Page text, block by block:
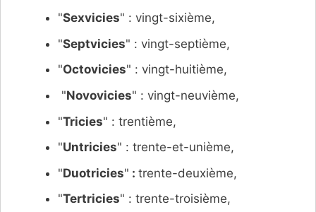
"Sexvicies" : vingt-sixième,
"Septvicies" : vingt-septième,
"Octovicies" : vingt-huitième,
"Novovicies" : vingt-neuvième,
"Tricies" : trentième,
"Untricies" : trente-et-unième,
"Duotricies" : trente-deuxième,
"Tertricies" : trente-troisième,